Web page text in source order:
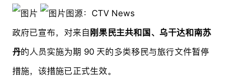
图源：CTV News
政府已宣布，对来自 刚果民主共和国、乌干达和南苏
丹的人员实施为期 90 天的多类移民与旅行文件暂停
措施，该措施已正式生效。